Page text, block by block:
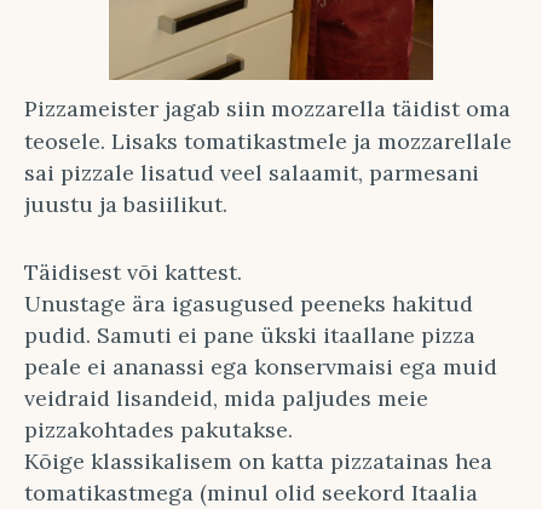
Pizzameister jagab siin mozzarella täidist oma
teosele. Lisaks tomatikastmele ja mozzarellale
sai pizzale lisatud veel salaamit, parmesani
juustu ja basiilikut.
Täidisest või kattest.
Unustage ära igasugused peeneks hakitud
pudid. Samuti ei pane ükski itaallane pizza
peale ei ananassi ega konservmaisi ega muid
veidraid lisandeid, mida paljudes meie
pizzakohtades pakutakse.
Kõige klassikalisem on katta pizzatainas hea
tomatikastmega (minul olid seekord Itaalia